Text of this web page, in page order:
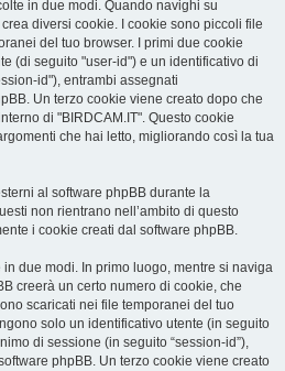
in due modi. Quando navighi su
diversi cookie. I cookie sono piccoli file
del tuo browser. I primi due cookie
(di seguito "user-id") e un identificativo di
id"), entrambi assegnati
Un terzo cookie viene creato dopo che
di "BIRDCAM.IT". Questo cookie
che hai letto, migliorando così la tua
al software phpBB durante la
non rientrano nell’ambito di questo
i cookie creati dal software phpBB.
due modi. In primo luogo, mentre si naviga
creerà un certo numero di cookie, che
scaricati nei file temporanei del tuo
solo un identificativo utente (in seguito
di sessione (in seguito “session-id”),
phpBB. Un terzo cookie viene creato